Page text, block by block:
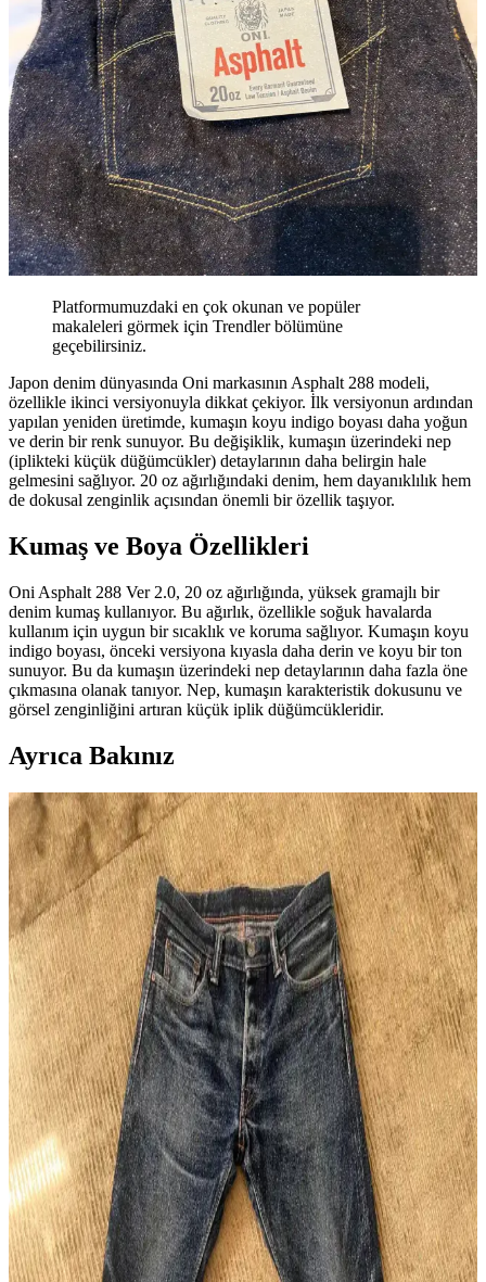
Platformumuzdaki en çok okunan ve popüler
makaleleri görmek için Trendler bölümüne
geçebilirsiniz.
Japon denim dünyasında Oni markasının Asphalt 288 modeli,
özellikle ikinci versiyonuyla dikkat çekiyor. İlk versiyonun ardından
yapılan yeniden üretimde, kumaşın koyu indigo boyası daha yoğun
ve derin bir renk sunuyor. Bu değişiklik, kumaşın üzerindeki nep
(iplikteki küçük düğümcükler) detaylarının daha belirgin hale
gelmesini sağlıyor. 20 oz ağırlığındaki denim, hem dayanıklılık hem
de dokusal zenginlik açısından önemli bir özellik taşıyor.
Kumaş ve Boya Özellikleri
Oni Asphalt 288 Ver 2.0, 20 oz ağırlığında, yüksek gramajlı bir
denim kumaş kullanıyor. Bu ağırlık, özellikle soğuk havalarda
kullanım için uygun bir sıcaklık ve koruma sağlıyor. Kumaşın koyu
indigo boyası, önceki versiyona kıyasla daha derin ve koyu bir ton
sunuyor. Bu da kumaşın üzerindeki nep detaylarının daha fazla öne
çıkmasına olanak tanıyor. Nep, kumaşın karakteristik dokusunu ve
görsel zenginliğini artıran küçük iplik düğümcükleridir.
Ayrıca Bakınız
Unbranded UB701 Raw Selvedge Denim: Geniş
Paça Kesim, Konfor ve Bakım Rehberi
Unbranded UB701, geniş paça raw selvedge denim pantolon olarak
sert kumaşı zamanla yumuşar. Kesim özellikleri, manşet detayları ve
bakım önerileriyle uzun ömürlü kullanım sağlar.
Naked & Famous Red Elephant Denim: 14 Ay
Kullanımda Renk Solması ve Kumaş Özellikleri
Naked & Famous Red Elephant denim, 14 ay düzenli kullanımda
kırmızı ve mor tonlarda özgün renk solması sunar. 21 ons ağırlığında
olup yumuşak ve konforludur, sınırlı üretimdir.
Japon Raw Denim Koleksiyonları: Warehouse,
Samurai, Iron Heart ve Resolute Modellerinin
Detaylı İncelemesi
Japon raw denim markalarının farklı kumaş ağırlıkları, kesimleri ve
dayanıklılık özellikleri detaylı inceleniyor. Doğru fit ve kumaş
seçimi denim deneyimini belirliyor.